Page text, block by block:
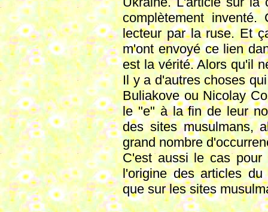
complètement
lecteur par la ruse. Et
m'ont envoyé ce lien
est la vérité. Alors qu'il
Il y a d'autres choses
Buliakove ou Nicolay
le "e" à la fin de leur
des sites musulmans,
grand nombre
C'est aussi le cas pour
l'origine des articles
que sur les sites